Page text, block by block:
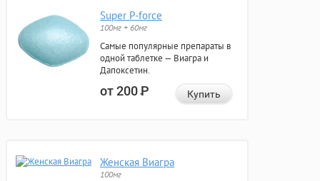
Super P-force
100мг + 60мг
Самые популярные препараты в
одной таблетке — Виагра и
Дапоксетин.
от 200Р Купить
Женская Виагра
100мг